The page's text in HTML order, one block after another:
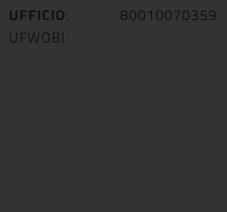
UFFICIO:
UFWOBI
80010070359